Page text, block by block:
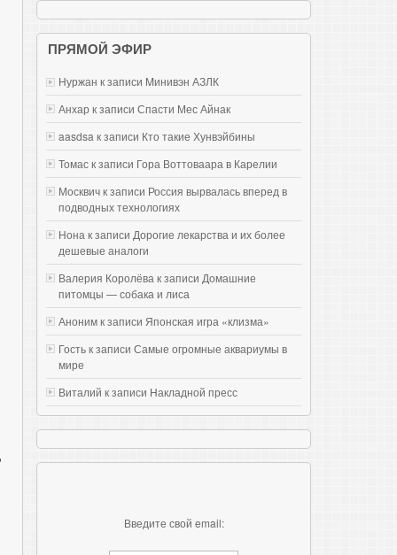
ПРЯМОЙ ЭФИР
Нуржан к записи Mинивэн АЗЛК
Анхар к записи Спасти Мес Айнак
aasdsa к записи Кто такие Хунвэйбины
Томас к записи Гора Воттоваара в Карелии
Москвич к записи Россия вырвалась вперед в
подводных технологиях
Нона к записи Дорогие лекарства и их более
дешевые аналоги
Валерия Королёва к записи Домашние
питомцы — собака и лиса
Аноним к записи Японская игра «клизма»
Гость к записи Самые огромные аквариумы в
мире
Виталий к записи Накладной пресс
Введите свой email: